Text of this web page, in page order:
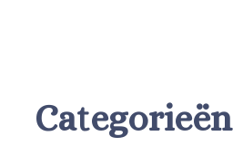
Categorieën